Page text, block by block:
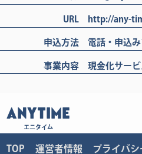
URL http://any-
申込方法 電話・申込
事業内容 現金化サー
ANYTIME
エニタイム
TOP 運営者情報 プライバ